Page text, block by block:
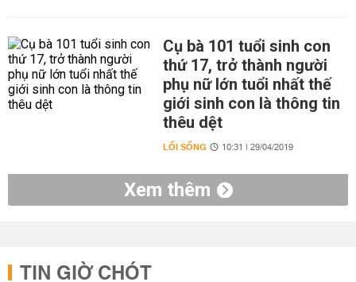
Cụ bà 101 tuổi sinh con
thứ 17, trở thành người
phụ nữ lớn tuổi nhất thế
giới sinh con là thông tin
thêu dệt
LỐI SỐNG 10:31 | 29/04/2019
Xem thêm
TIN GIỜ CHÓT